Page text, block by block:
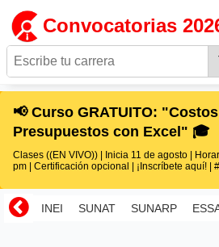
Convocatorias
📢 Curso GRATUITO:
Presupuestos con Excel" 🎓
Clases ((EN VIVO)) | Inicia 11 de agosto |
pm | Certificación opcional | ¡Inscríbete aquí! |
INEI SUNAT SUNARP